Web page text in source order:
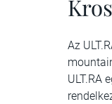
Az
ULT.RA